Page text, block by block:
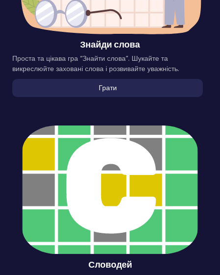
Знайди слова
Проста та цікава гра “Знайти слова”. Шукайте та
викреслюйте заховані слова і розвивайте уважність.
Грати
Словодей